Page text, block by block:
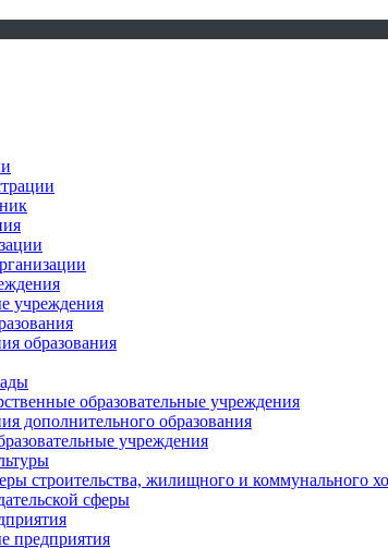
учреждения
образования
образовательные учреждения
дополнительного образования
учреждения
строительства, жилищного и коммунального
сферы
предприятия